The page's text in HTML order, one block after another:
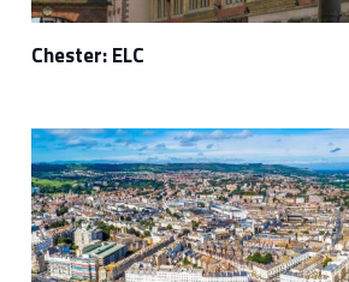
Chester: ELC